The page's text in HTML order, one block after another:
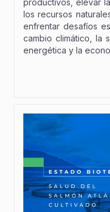
productivos, elevar
los recursos
enfrentar desafíos
cambio climático, la
energética y la